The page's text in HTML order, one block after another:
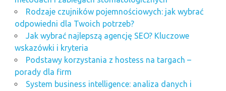
Rodzaje czujników pojemnościowych: jak wybrać
odpowiedni dla Twoich potrzeb?
Jak wybrać najlepszą agencję SEO? Kluczowe
wskazówki i kryteria
Podstawy korzystania z hostess na targach –
porady dla firm
System business intelligence: analiza danych i